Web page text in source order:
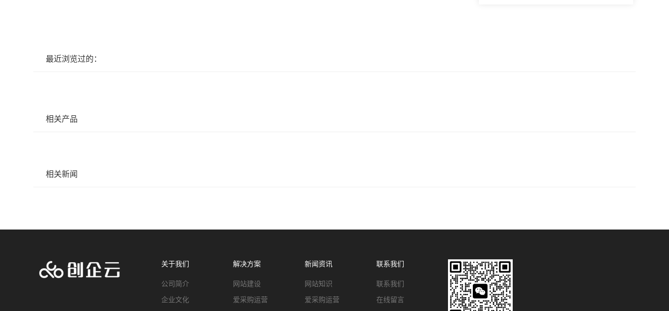
最近浏览过的：
相关产品
相关新闻
关于我们
公司简介
企业文化
解决方案
网站建设
爱采购运营
新闻资讯
网站知识
爱采购运营
联系我们
联系我们
在线留言